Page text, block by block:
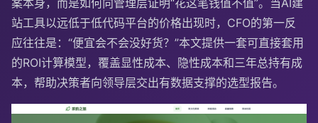
案本身，而是如何向管理层证明“花这笔钱值不值”。当AI建
站工具以远低于低代码平台的价格出现时，CFO的第一反
应往往是：“便宜会不会没好货？”本文提供一套可直接套用
的ROI计算模型，覆盖显性成本、隐性成本和三年总持有成
本，帮助决策者向领导层交出有数据支撑的选型报告。